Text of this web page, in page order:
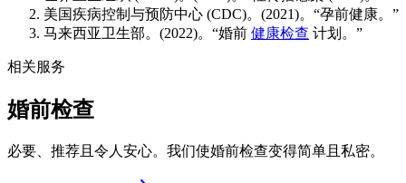
美国疾病控制与预防中心 (CDC)。(2021)。“孕前健康。”
马来西亚卫生部。(2022)。“婚前 健康检查 计划。”
相关服务
婚前检查
必要、推荐且令人安心。我们使婚前检查变得简单且私密。